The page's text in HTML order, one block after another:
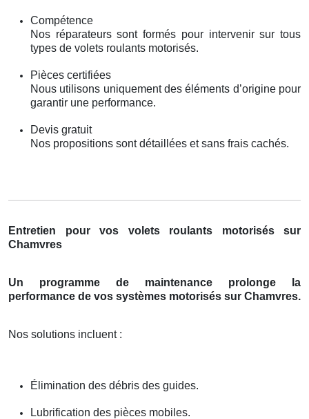
Compétence
Nos réparateurs sont formés pour intervenir sur tous
types de volets roulants motorisés.
Pièces certifiées
Nous utilisons uniquement des éléments d’origine pour
garantir une performance.
Devis gratuit
Nos propositions sont détaillées et sans frais cachés.
Entretien pour vos volets roulants motorisés sur
Chamvres
Un programme de maintenance prolonge la
performance de vos systèmes motorisés sur Chamvres.
Nos solutions incluent :
Élimination des débris des guides.
Lubrification des pièces mobiles.